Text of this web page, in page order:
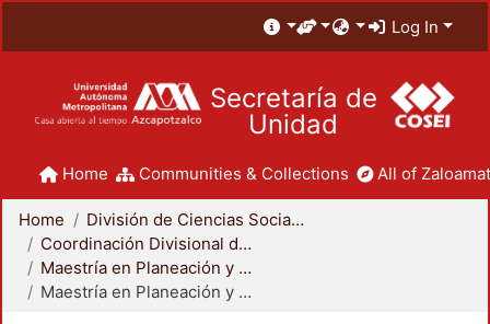
Log In
Secretaría de
Unidad
Home Communities & Collections All of
Home
División de Ciencias Sociales y Humanidades
Coordinación Divisional de Posgrado
Maestría en Planeación y Políticas Metropolitanas
Maestría en Planeación y Políticas Metropolitanas